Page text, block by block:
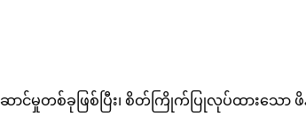
ာင်မှုတစ်ခုဖြစ်ပြီး၊ စိတ်ကြိုက်ပြုလုပ်ထားသော